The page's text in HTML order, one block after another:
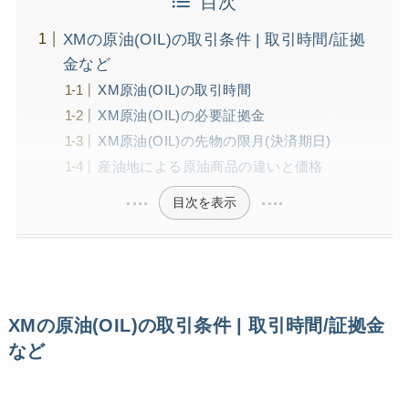
XMの原油(OIL)の取引条件 | 取引時間/証拠
金など
XM原油(OIL)の取引時間
XM原油(OIL)の必要証拠金
XM原油(OIL)の先物の限月(決済期日)
産油地による原油商品の違いと価格
目次を表示
XMの原油(OIL)の取引条件 | 取引時間/証拠金
など